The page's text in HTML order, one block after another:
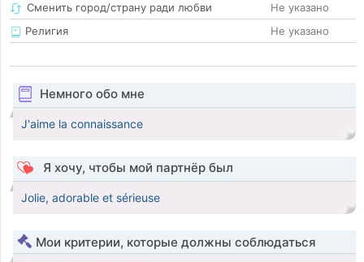
Сменить город/страну ради любви
Не указано
Религия
Не указано
Немного обо мне
J'aime la connaissance
Я хочу, чтобы мой партнёр был
Jolie, adorable et sérieuse
Мои критерии, которые должны соблюдаться